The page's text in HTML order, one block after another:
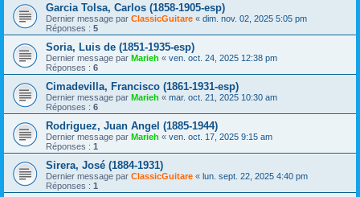
Garcia Tolsa, Carlos (1858-1905-esp)
Dernier message par ClassicGuitare « dim. nov. 02, 2025 5:05 pm
Réponses : 5
Soria, Luis de (1851-1935-esp)
Dernier message par Marieh « ven. oct. 24, 2025 12:38 pm
Réponses : 6
Cimadevilla, Francisco (1861-1931-esp)
Dernier message par Marieh « mar. oct. 21, 2025 10:30 am
Réponses : 6
Rodriguez, Juan Angel (1885-1944)
Dernier message par Marieh « ven. oct. 17, 2025 9:15 am
Réponses : 1
Sirera, José (1884-1931)
Dernier message par ClassicGuitare « lun. sept. 22, 2025 4:40 pm
Réponses : 1